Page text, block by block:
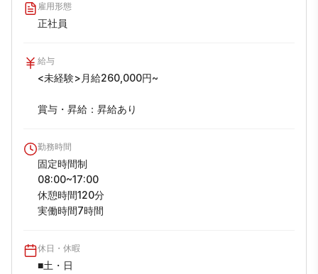
雇用形態
正社員
給与
<未経験>月給260,000円~
賞与・昇給：昇給あり
勤務時間
固定時間制
08:00~17:00
休憩時間120分
実働時間7時間
休日・休暇
■土・日